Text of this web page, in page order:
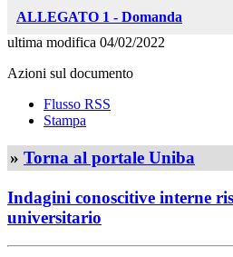
ALLEGATO 1 - Domanda
ultima modifica 04/02/2022
Azioni sul documento
Flusso RSS
Stampa
» Torna al portale Uniba
Indagini conoscitive interne
universitario